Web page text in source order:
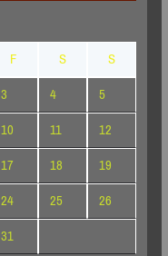
F S
S
3 4
5
10 11
12
17 18
19
24 25
26
31